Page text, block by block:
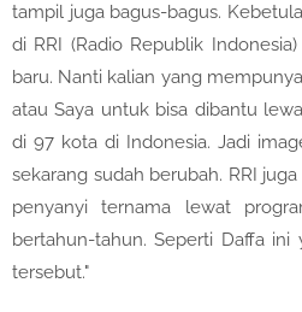
tampil juga bagus-bagus.
di RRI (Radio Republik
baru. Nanti kalian yang
atau Saya untuk bisa dibantu
di 97 kota di Indonesia. Jadi
sekarang sudah berubah. RRI
penyanyi ternama lewat
bertahun-tahun. Seperti Daffa
tersebut."